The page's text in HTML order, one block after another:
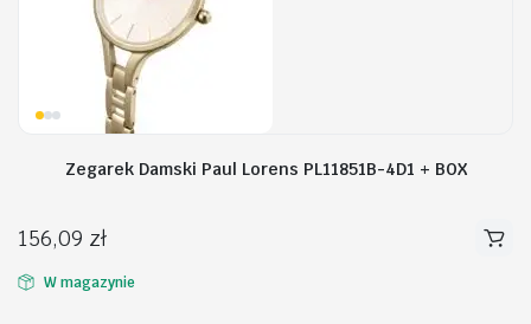
Zegarek Damski Paul Lorens PL11851B-4D1 + BOX
156,09 zł
W magazynie